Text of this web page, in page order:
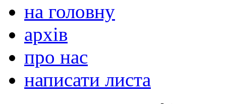
на головну
архів
про нас
написати листа